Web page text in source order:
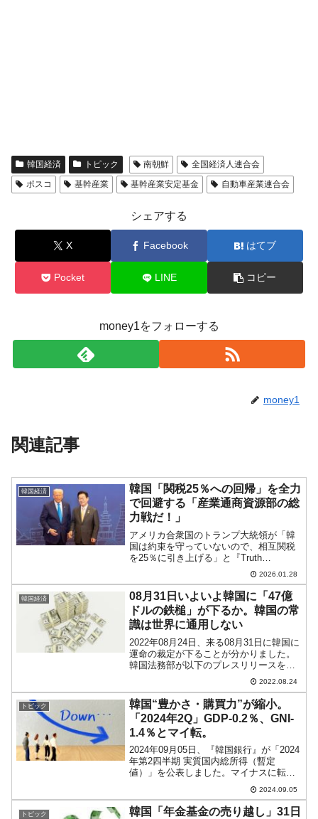
韓国経済 トピック 南朝鮮
全国経済人連合会
ポスコ
基幹産業 基幹産業安定基金 自動車産業連合会
シェアする
X Facebook はてブ
Pocket LINE コピー
money1をフォローする
money1
関連記事
韓国経済
韓国「関税25％への回帰」を全力
で回避する「産業通商資源部の総
力戦だ！」
アメリカ合衆国のトランプ大統領が「韓
国は約束を守っていないので、相互関税
を25％に引き上げる」と『Truth
Socila（トゥルース・ソーシャル）』に
投稿した件ですが、韓国政府は蜂の巣を
つついたようになりました。先にご紹介
したとおり、また...
2026.01.28
韓国経済
08月31日いよいよ韓国に「47億
ドルの鉄槌」が下るか。韓国の常
識は世界に通用しない
2022年08月24日、来る08月31日に韓国に
運命の裁定が下ることが分かりました。
韓国法務部が以下のプレスリリースを出
しました。○ ローンスター事件仲裁判断
は政府に2022年08月24日(韓国時間)午前
から1週間後（韓国時間08月31日）...
2022.08.24
トピック
韓国“豊かさ・購買力”が縮小。
「2024年2Q」GDP-0.2％、GNI-
1.4％とマイ転。
2024年09月05日、『韓国銀行』が「2024
年第2四半期 実質国内総所得（暫定
値）」を公表しました。マイナスに転落
です。件名：2024年第2四半期 国民所得
（暫定）●2024年第2四半期 実質国内総生
産（GDP）は前期比0.2％減少 （...
2024.09.05
トピック
韓国「年金基金の売り越し」31日